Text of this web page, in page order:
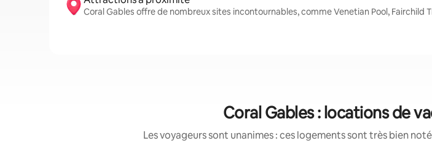
Coral Gables offre de nombreux sites incontournables, comme Venetian Pool,
Coral Gables : locations de
Les voyageurs sont unanimes : ces logements sont très bien